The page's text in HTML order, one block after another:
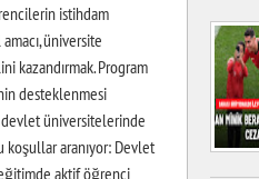
istihdam
üniversite
kazandırmak. Program
desteklenmesi
devlet üniversitelerinde
koşullar aranıyor: Devlet
aktif öğrenci